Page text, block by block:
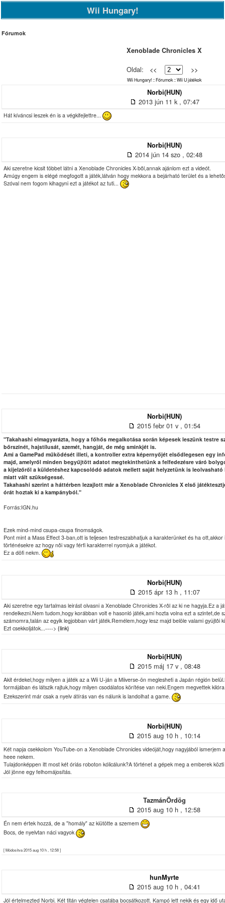
Wii Hungary!
Fórumok
Xenoblade Chronicles X
Oldal: << >>
Wii Hungary!::Fórumok::Wii U játékok
Norbi(HUN)
2013 jún 11 k , 07:47
Hát kíváncsi leszek én is a végkifejlettre...
Norbi(HUN)
2014 jún 14 szo , 02:48
Aki szeretne kicsit többet látni a Xenoblade Chronicles X-bôl,annak ajánlom ezt a videót.
Amúgy engem is elégé megfogott a játék,látván hogy mekkora a bejárható terület és a
Szóval nem fogom kihagyni ezt a játékot az tuti...
Norbi(HUN)
2015 febr 01 v , 01:54
"Takahashi elmagyarázta, hogy a főhős megalkotása során képesek leszünk testre
bőrszínét, hajstílusát, szemét, hangját, de még sminkjét is.
Ami a GamePad működését illeti, a kontroller extra képernyőjét elsődlegesen egy
majd, amelyről minden begyűjtött adatot megtekinthetünk a felfedezésre váró
a kijelzőről a küldetéshez kapcsolódó adatok mellett saját helyzetünk is
miatt vált szükségessé.
Takahashi szerint a háttérben lezajlott már a Xenoblade Chronicles X első
órát hoztak ki a kampányból."
Forrás:IGN.hu
Ezek mind-mind csupa-csupa finomságok.
Pont mint a Mass Effect 3-ban,ott is teljesen testreszabhatjuk a karakterünket és ha
történésekre az hogy nôi vagy férfi karakterrel nyomjuk a játékot.
Ez a döfi nekm.
Norbi(HUN)
2015 ápr 13 h , 11:07
Aki szeretne egy tartalmas leirást olvasni a Xenoblade Chronicles X-rôl az ki ne hagyja.Ez a
rendelkezni.Nem tudom,hogy korábban volt e hasonló játék,ami hozta volna ezt a szintet,de
számomra,talán az egyik legjobban várt játék.Remélem,hogy lesz majd belöle valami gyûjtôi
Ezt csekkoljátok...----> {link}
Norbi(HUN)
2015 máj 17 v , 08:48
Akit érdekel,hogy milyen a játék az a Wii U-ján a Miiverse-ön meglesheti a Japán régión
formájában és látszik rajtuk,hogy milyen csodálatos körítése van neki.Engem megvettek
Ezekszerint már csak a nyelv átírás van és nálunk is landolhat a game.
Norbi(HUN)
2015 aug 10 h , 10:14
Két napja csekkolom YouTube-on a Xenoblade Chronicles videóját,hogy nagyjából
heee nekem.
Tulajdonképpen itt most két óriás roboton kólicálunk?A történet a gépek meg a emberek
Jól jönne egy felhomájosítás.
TazmánÖrdög
2015 aug 10 h , 12:58
Én nem értek hozzá, de a "homály" az kiütötte a szemem
Bocs, de nyelvtan náci vagyok
[ Módosítva 2015 aug 10 h , 12:58 ]
hunMyrte
2015 aug 10 h , 04:41
Jól értelmezted Norbi. Két titán végtelen csatába bocsátkozott. Kampó lett nekik és egy idő